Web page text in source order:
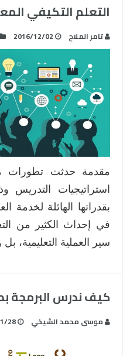
التعلم التكيفي
تامر الملاح 2016/12/02
مقدمة حدثت تطورات
استراتيجيات التدريس
بقدراتها الهائلة لخدمة
في إحداث الكثير من
سير العملية التعليمية،
كيف ندرس البرمجة
موسى محمد الشيخي 28